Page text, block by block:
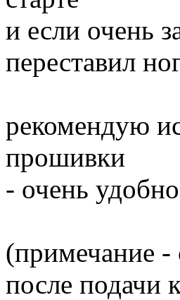
и если очень
переставил
рекомендую
прошивки
- очень удобно
(примечание -
после подачи